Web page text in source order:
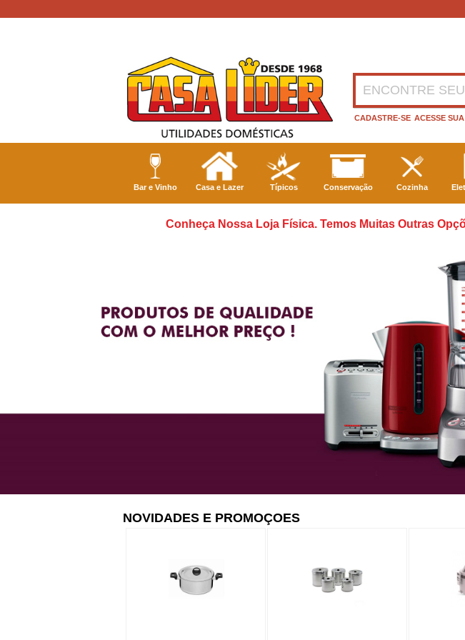
CADASTRE-SE ACESSE
Bar e Vinho Casa e Lazer Típicos Conservação Cozinha
Conheça Nossa Loja Física. Temos Muitas Outras
NOVIDADES E PROMOÇOES